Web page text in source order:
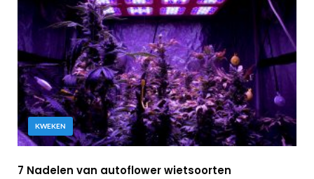
KWEKEN
7 Nadelen van autoflower wietsoorten